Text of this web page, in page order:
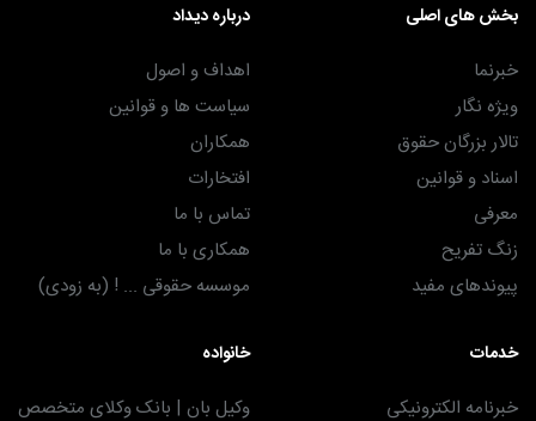
بخش های اصلی
خبرنما
ویژه نگار
تالار بزرگان حقوق
اسناد و قوانین
معرفی
زنگ تفریح
پیوندهای مفید
درباره دیداد
اهداف و اصول
سیاست ها و قوانین
همکاران
افتخارات
تماس با ما
همکاری با ما
موسسه حقوقی ... ! (به زودی)
خدمات
خبرنامه الکترونیکی
خانواده
وکیل بان | بانک وکلای متخصص